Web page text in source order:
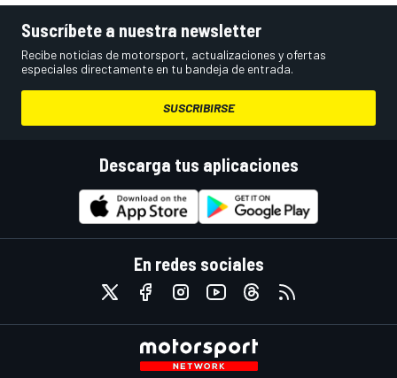
Suscríbete a nuestra newsletter
Recibe noticias de motorsport, actualizaciones y ofertas
especiales directamente en tu bandeja de entrada.
SUSCRIBIRSE
Descarga tus aplicaciones
En redes sociales